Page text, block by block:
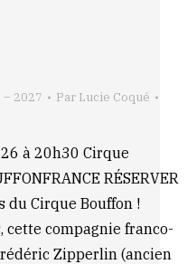
– 2027 Par Lucie Coqué
à 20h30 Cirque
RÉSERVER
du Cirque Bouffon !
cette compagnie franco-
Zipperlin (ancien